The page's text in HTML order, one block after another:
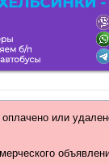
или